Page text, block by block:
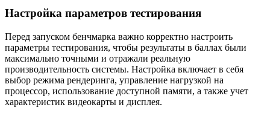
Настройка параметров тестирования
Перед запуском бенчмарка важно корректно настроить
параметры тестирования, чтобы результаты в баллах были
максимально точными и отражали реальную
производительность системы. Настройка включает в себя
выбор режима рендеринга, управление нагрузкой на
процессор, использование доступной памяти, а также учет
характеристик видеокарты и дисплея.